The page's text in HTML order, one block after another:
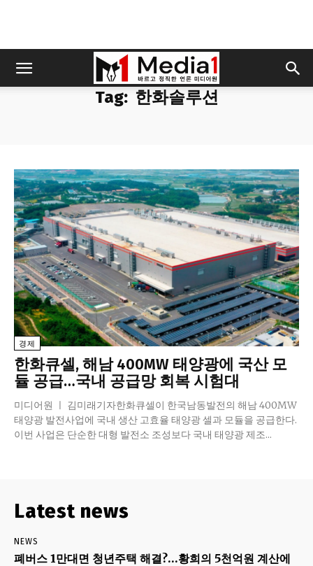
Tag: 한화솔루션
경제
한화큐셀, 해남 400MW 태양광에 국산 모
듈 공급…국내 공급망 회복 시험대
미디어원 ㅣ 김미래기자한화큐셀이 한국남동발전의 해남 400MW
태양광 발전사업에 국내 생산 고효율 태양광 셀과 모듈을 공급한다.
이번 사업은 단순한 대형 발전소 조성보다 국내 태양광 제조...
Latest news
NEWS
폐버스 1만대면 청년주택 해결?…황희의 5천억원 계산에